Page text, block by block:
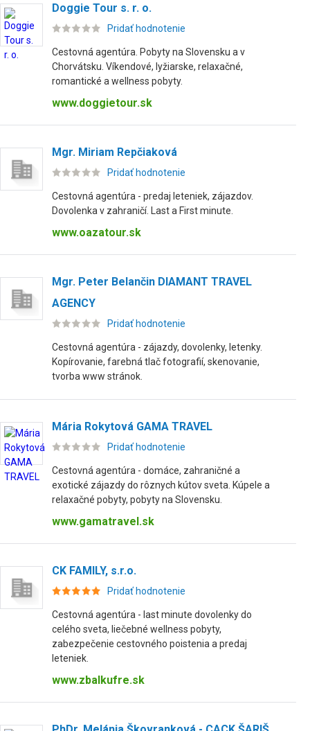
Doggie Tour s. r. o.
Pridať hodnotenie
Cestovná agentúra. Pobyty na Slovensku a v
Chorvátsku. Víkendové, lyžiarske, relaxačné,
romantické a wellness pobyty.
www.doggietour.sk
Mgr. Miriam Repčiaková
Pridať hodnotenie
Cestovná agentúra - predaj leteniek, zájazdov.
Dovolenka v zahraničí. Last a First minute.
www.oazatour.sk
Mgr. Peter Belančin DIAMANT TRAVEL
AGENCY
Pridať hodnotenie
Cestovná agentúra - zájazdy, dovolenky, letenky.
Kopírovanie, farebná tlač fotografií, skenovanie,
tvorba www stránok.
Mária Rokytová GAMA TRAVEL
Pridať hodnotenie
Cestovná agentúra - domáce, zahraničné a
exotické zájazdy do rôznych kútov sveta. Kúpele a
relaxačné pobyty, pobyty na Slovensku.
www.gamatravel.sk
CK FAMILY, s.r.o.
Pridať hodnotenie
Cestovná agentúra - last minute dovolenky do
celého sveta, liečebné wellness pobyty,
zabezpečenie cestovného poistenia a predaj
leteniek.
www.zbalkufre.sk